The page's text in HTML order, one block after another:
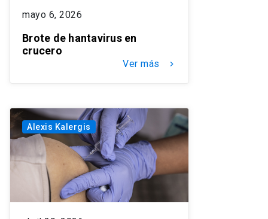
mayo 6, 2026
Brote de hantavirus en
crucero
Ver más keyboard_arrow_right
Alexis Kalergis